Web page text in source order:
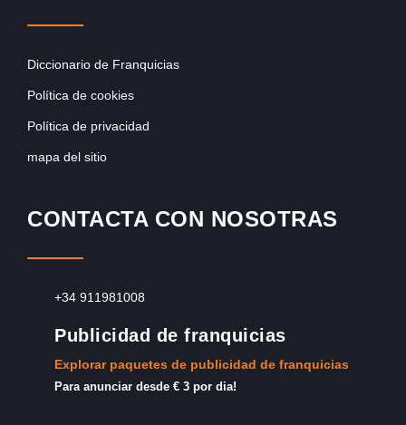
Diccionario de Franquicias
Política de cookies
Política de privacidad
mapa del sitio
CONTACTA CON NOSOTRAS
+34 911981008
Publicidad de franquicias
Explorar paquetes de publicidad de franquicias
Para anunciar desde € 3 por dia!